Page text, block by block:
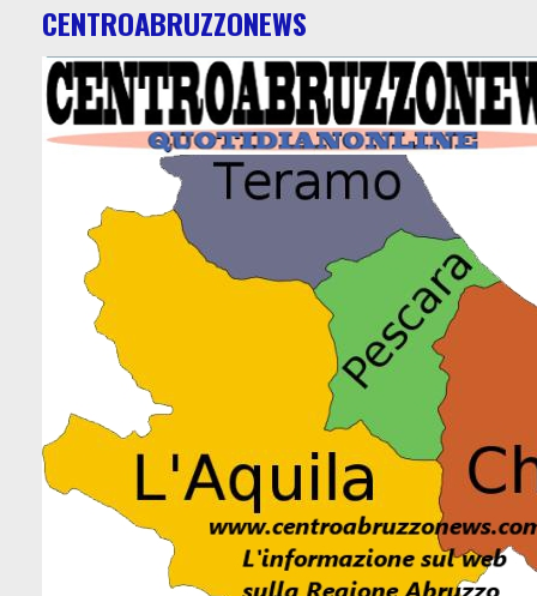
CENTROABRUZZONEWS